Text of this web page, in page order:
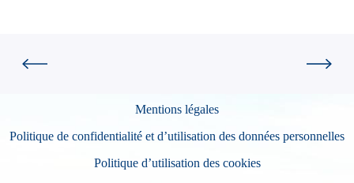
Mentions légales
Politique de confidentialité et d’utilisation des données personnelles
Politique d’utilisation des cookies